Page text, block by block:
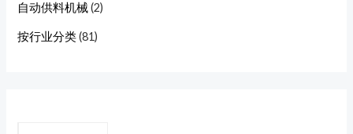
自动供料机械 (2)
按行业分类 (81)